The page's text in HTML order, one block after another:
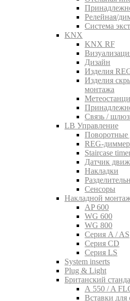
Релейная/
Система
KNX
KNX RF
Дизайн
Изделия
Изделия
монтажа
Связь /
LB Управление
REG-
Staircase
Датчик
Накладки
Сенсоры
Накладной
AP 600
WG 600
WG 800
Серия A / AS
Серия CD
Серия LS
System inserts
Plug & Light
Британский
A 550 / A
Вставки для